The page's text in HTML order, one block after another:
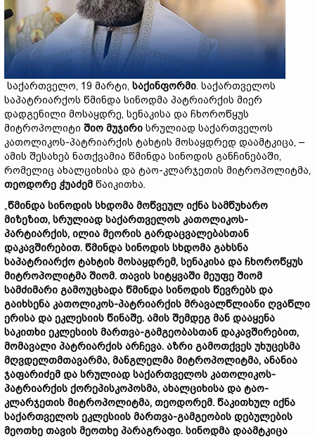
საქართველო, 19 მარტი, საქინფორმი. საქართველოს
საპატრიარქოს წმინდა სინოდმა პატრიარქის მიერ
დადგენილი მოსაყდრე, სენაკისა და ჩხოროწყუს
მიტროპოლიტი შიო მუჯირი სრულიად საქართველოს
კათოლიკოს-პატრიარქის ტახტის მოსაყდრედ დაამტკიცა, –
ამის შესახებ ნათქვამია წმინდა სინოდის განჩინებაში,
რომელიც ახალციხისა და ტაო-კლარჯეთის მიტროპოლიტმა,
თეოდორე ჭუაძემ წაიკითხა.
„წმინდა სინოდის სხდომა მოწვეულ იქნა სამწუხარო
მიზეზით, სრულიად საქართველოს კათოლიკოს-
პარტიარქის, ილია მეორის გარდაცვალებასთან
დაკავშირებით. წმინდა სინოდის სხდომა გახსნა
საპატრიარქო ტახტის მოსაყდრემ, სენაკისა და ჩხოროწყუს
მიტროპოლიტმა შიომ. თავის სიტყვაში მეუფე შიომ
სამძიმარი გამოუცხადა წმინდა სინოდის წევრებს და
გაიხსენა კათოლიკოს-პატრიარქის მრავალწლიანი ღვაწლი
ერისა და ეკლესიის წინაშე. ამის შემდეგ მან დააყენა
საკითხი ეკლესიის მართვა-გამგეობასთან დაკავშირებით,
მომავალი პატრიარქის არჩევა. აზრი გამოთქვეს უხუცესმა
მღვდელთმთავარმა, მანგლელმა მიტროპოლიტმა, ანანია
ჯაფარიძემ და სრულიად საქართველოს კათოლიკოს-
პატრიარქის ქორეპისკოპოსმა, ახალციხისა და ტაო-
კლარჯეთის მიტროპოლიტმა, თეოდორემ. წაკითხულ იქნა
საქართველოს ეკლესიის მართვა-გამგეობის დებულების
მეოთხე თავის მეოთხე პარაგრაფი. სინოდმა დაამტკიცა